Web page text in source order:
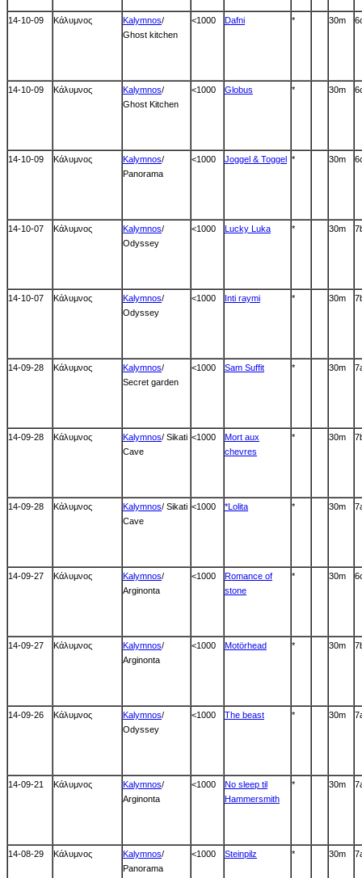
14-10-09 Κάλυμνος Kalymnos/
Ghost kitchen
<1000 Dafni * 30m
14-10-09 Κάλυμνος Kalymnos/
Ghost Kitchen
<1000 Globus * 30m
14-10-09 Κάλυμνος Kalymnos/
Panorama
<1000 Joggel & Toggel * 30m
14-10-07 Κάλυμνος Kalymnos/
Odyssey
<1000 Lucky Luka * 30m
14-10-07 Κάλυμνος Kalymnos/
Odyssey
<1000 Inti raymi * 30m
14-09-28 Κάλυμνος Kalymnos/
Secret garden
<1000 Sam Suffit * 30m
14-09-28 Κάλυμνος Kalymnos/ Sikati
Cave
<1000
Mort aux
chevres
* 30m
14-09-28 Κάλυμνος Kalymnos/ Sikati
Cave
<1000 *Lolita * 30m
14-09-27 Κάλυμνος Kalymnos/
Arginonta
<1000
Romance of
stone
* 30m
14-09-27 Κάλυμνος Kalymnos/
Arginonta
<1000 Motörhead * 30m
14-09-26 Κάλυμνος Kalymnos/
Odyssey
<1000 The beast * 30m
14-09-21 Κάλυμνος Kalymnos/
Arginonta
<1000
No sleep til
Hammersmith
* 30m
14-08-29 Κάλυμνος Kalymnos/
Panorama
<1000 Steinpilz * 30m